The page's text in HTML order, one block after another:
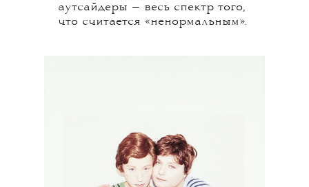
аутсайдеры — весь спектр того,
что считается «ненормальным».